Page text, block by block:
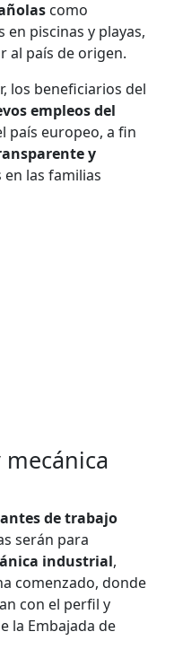
como
en piscinas y playas,
al país de origen.
los beneficiarios del
empleos del
país europeo, a fin
y
las familias
de trabajo
serán para
industrial,
comenzado, donde
con el perfil y
la Embajada de